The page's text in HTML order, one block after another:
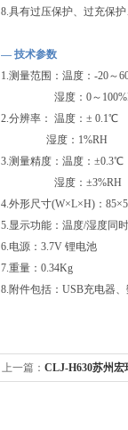
8.具有过压保护、过充保
— 技术参数
1.测量范围：温度：-20
湿度：0～
2.分辨率： 温度：± 0.1℃
湿度：1%RH
3.测量精度：温度：±0.3℃
湿度：±3%RH
4.外形尺寸(W×L×H)：
5.显示功能：温度/湿度同
6.电源：3.7V 锂电池
7.重量：0.34Kg
8.附件包括：USB充电器
上一篇： CLJ-H630苏州